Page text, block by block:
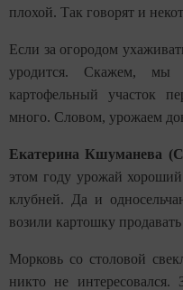
плохой. Так говорят и
Если за огородом
уродится. Скажем,
картофельный участок
много. Словом, урожаем
Екатерина Кшуманева
этом году урожай
клубней. Да и
возили картошку
Морковь со столовой
никто не